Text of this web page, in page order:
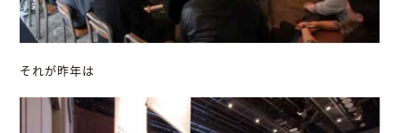
それが昨年は